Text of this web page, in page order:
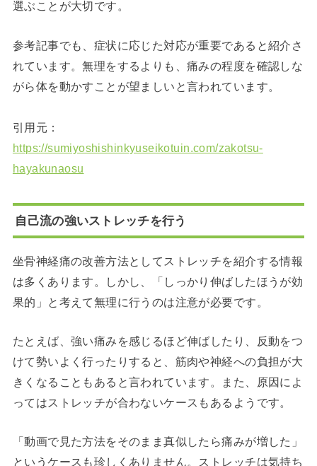
選ぶことが大切です。
参考記事でも、症状に応じた対応が重要であると紹介さ
れています。無理をするよりも、痛みの程度を確認しな
がら体を動かすことが望ましいと言われています。
引用元：
https://sumiyoshishinkyuseikotuin.com/zakotsu-
hayakunaosu
自己流の強いストレッチを行う
坐骨神経痛の改善方法としてストレッチを紹介する情報
は多くあります。しかし、「しっかり伸ばしたほうが効
果的」と考えて無理に行うのは注意が必要です。
たとえば、強い痛みを感じるほど伸ばしたり、反動をつ
けて勢いよく行ったりすると、筋肉や神経への負担が大
きくなることもあると言われています。また、原因によ
ってはストレッチが合わないケースもあるようです。
「動画で見た方法をそのまま真似したら痛みが増した」
というケースも珍しくありません。ストレッチは気持ち